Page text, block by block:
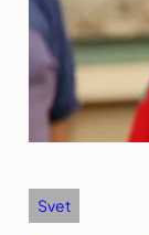
Svet